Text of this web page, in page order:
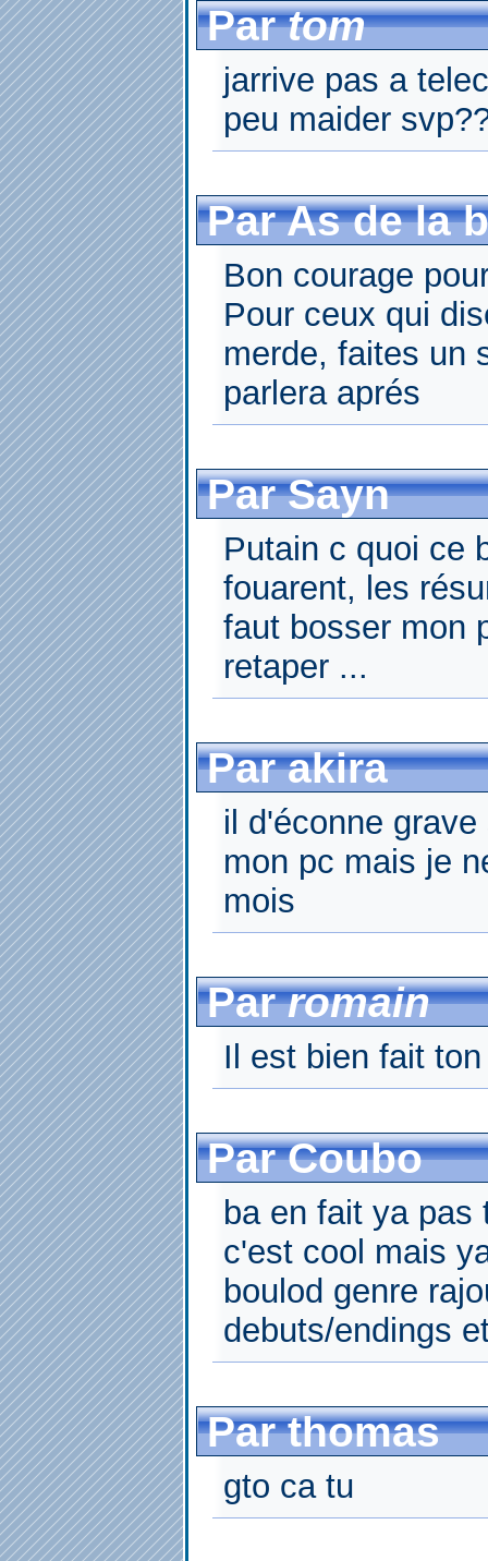
Partom
jarrive pas a
peu maider
Par As de la
Bon courage
Pour ceux qui
merde, faites un
parlera aprés
Par Sayn
Putain c quoi ce
fouarent, les
faut bosser mon
retaper ...
Par akira
il d'éconne
mon pc mais je
mois
Parromain
Il est bien fait
Par Coubo
ba en fait ya pas
c'est cool mais
boulod genre
debuts/endings
Par thomas
gto ca tu